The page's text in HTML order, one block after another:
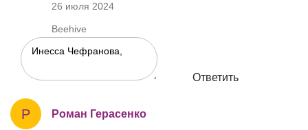
26 июля 2024
Beehive
Ответить
Р Роман Герасенко